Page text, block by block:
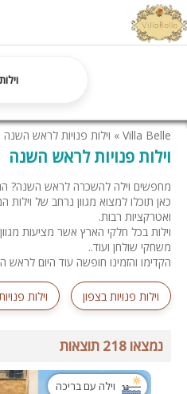
וילות
Villa Belle
» וילות פנויות לראש השנה
וילות פנויות לראש השנה
מחפשים וילה להשכרה לראש השנה?
כאן תוכלו למצוא מגוון נרחב של
ואטרקציות רבות.
וילות בכל חלקי הארץ אשר מציעות
משחקי שולחן ועוד..
הקדימו והזמינו חופשה עוד היום
וילות פנויות בצפון וילות
נמצאו 218 תוצאות
וילה עם בריכה